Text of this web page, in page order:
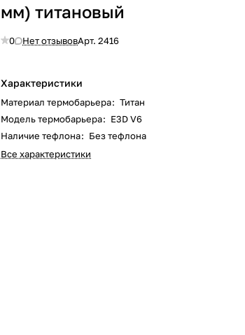
мм) титановый
0 Нет отзывовАрт.2416
Характеристики
Материал термобарьера: Титан
Модель термобарьера: E3D V6
Наличие тефлона: Без тефлона
Все характеристики